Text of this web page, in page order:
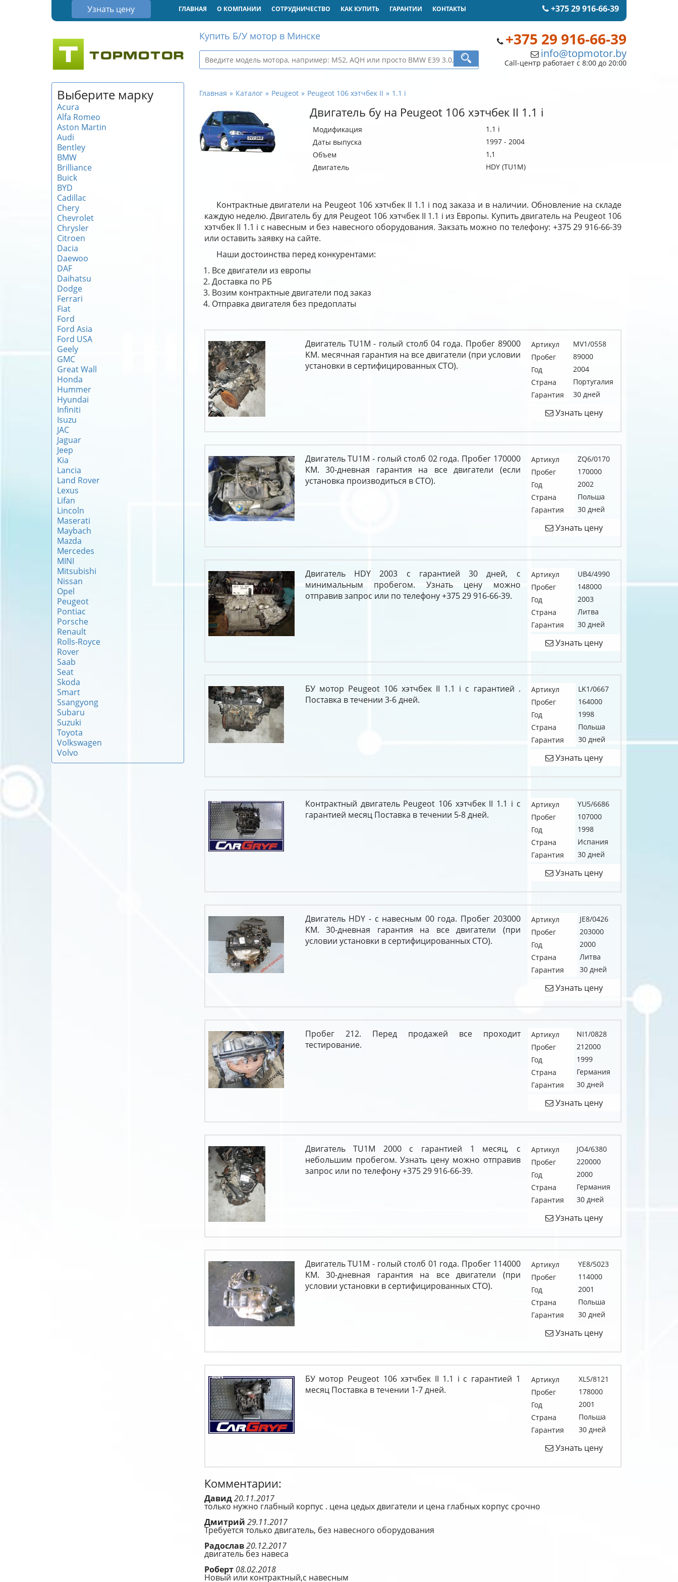
Узнать цену +375 29 916-66-39
ГЛАВНАЯ О КОМПАНИИ СОТРУДНИЧЕСТВО КАК КУПИТЬ ГАРАНТИИ КОНТАКТЫ
+375 29 916-66-39
info@topmotor.by
Call-центр работает с 8:00 до 20:00
Купить Б/У мотор в Минске
Выберите марку
Acura
Alfa Romeo
Aston Martin
Audi
Bentley
BMW
Brilliance
Buick
BYD
Cadillac
Chery
Chevrolet
Chrysler
Citroen
Dacia
Daewoo
DAF
Daihatsu
Dodge
Ferrari
Fiat
Ford
Ford Asia
Ford USA
Geely
GMC
Great Wall
Honda
Hummer
Hyundai
Infiniti
Isuzu
JAC
Jaguar
Jeep
Kia
Lancia
Land Rover
Lexus
Lifan
Lincoln
Maserati
Maybach
Mazda
Mercedes
MINI
Mitsubishi
Nissan
Opel
Peugeot
Pontiac
Porsche
Renault
Rolls-Royce
Rover
Saab
Seat
Skoda
Smart
Ssangyong
Subaru
Suzuki
Toyota
Volkswagen
Volvo
Главная Каталог Peugeot Peugeot 106 хэтчбек II 1.1 i
Двигатель бу на Peugeot 106 хэтчбек II 1.1 i
Модификация
1.1 i
Даты выпуска
1997 - 2004
Объем
1,1
Двигатель
HDY (TU1M)
Контрактные двигатели на Peugeot 106 хэтчбек II 1.1 i под заказа и в наличии. Обновление на складе
каждую неделю. Двигатель бу для Peugeot 106 хэтчбек II 1.1 i из Европы. Купить двигатель на Peugeot 106
хэтчбек II 1.1 i с навесным и без навесного оборудования. Закзать можно по телефону: +375 29 916-66-39
или оставить заявку на сайте.
Наши достоинства перед конкурентами:
Все двигатели из европы
Доставка по РБ
Возим контрактные двигатели под заказ
Отправка двигателя без предоплаты
Двигатель TU1M - голый столб 04 года. Пробег 89000
KM. месячная гарантия на все двигатели (при условии
установки в сертифицированных СТО).
Артикул
MV1/0558
Пробег
89000
Год
2004
Страна
Португалия
Гарантия
30 дней
Узнать цену
Двигатель TU1M - голый столб 02 года. Пробег 170000
КМ. 30-дневная гарантия на все двигатели (если
установка производиться в СТО).
Артикул
ZQ6/0170
Пробег
170000
Год
2002
Страна
Польша
Гарантия
30 дней
Узнать цену
Двигатель HDY 2003 с гарантией 30 дней, с
минимальным пробегом. Узнать цену можно
отправив запрос или по телефону +375 29 916-66-39.
Артикул
UB4/4990
Пробег
148000
Год
2003
Страна
Литва
Гарантия
30 дней
Узнать цену
БУ мотор Peugeot 106 хэтчбек II 1.1 i c гарантией .
Поставка в течении 3-6 дней.
Артикул
LK1/0667
Пробег
164000
Год
1998
Страна
Польша
Гарантия
30 дней
Узнать цену
Контрактный двигатель Peugeot 106 хэтчбек II 1.1 i c
гарантией месяц Поставка в течении 5-8 дней.
Артикул
YU5/6686
Пробег
107000
Год
1998
Страна
Испания
Гарантия
30 дней
Узнать цену
Двигатель HDY - с навесным 00 года. Пробег 203000
КМ. 30-дневная гарантия на все двигатели (при
условии установки в сертифицированных СТО).
Артикул
JE8/0426
Пробег
203000
Год
2000
Страна
Литва
Гарантия
30 дней
Узнать цену
Пробег 212. Перед продажей все проходит
тестирование.
Артикул
NI1/0828
Пробег
212000
Год
1999
Страна
Германия
Гарантия
30 дней
Узнать цену
Двигатель TU1M 2000 с гарантией 1 месяц, с
небольшим пробегом. Узнать цену можно отправив
запрос или по телефону +375 29 916-66-39.
Артикул
JO4/6380
Пробег
220000
Год
2000
Страна
Германия
Гарантия
30 дней
Узнать цену
Двигатель TU1M - голый столб 01 года. Пробег 114000
KM. 30-дневная гарантия на все двигатели (при
условии установки в сертифицированных СТО).
Артикул
YE8/5023
Пробег
114000
Год
2001
Страна
Польша
Гарантия
30 дней
Узнать цену
БУ мотор Peugeot 106 хэтчбек II 1.1 i c гарантией 1
месяц Поставка в течении 1-7 дней.
Артикул
XL5/8121
Пробег
178000
Год
2001
Страна
Польша
Гарантия
30 дней
Узнать цену
Комментарии:
Давид20.11.2017
только нужно глабный корпус . цена цедых двигатели и цена глабных корпус срочно
Дмитрий 29.11.2017
Требуется только двигатель, без навесного оборудования
Радослав20.12.2017
двигатель без навеса
Роберт 08.02.2018
Новый или контрактный,с навесным